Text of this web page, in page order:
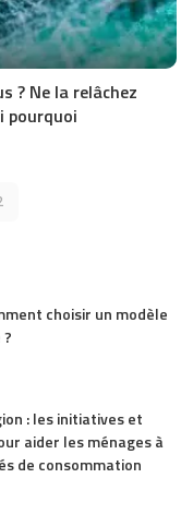
? Ne la relâchez
pourquoi
choisir un modèle
: les initiatives et
aider les ménages à
de consommation